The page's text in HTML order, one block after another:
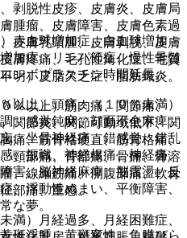
剥脱性皮疹、皮膚炎、皮膚局
腫瘤、皮膚障害、皮膚色素過
皮膚乳頭腫、皮膚剥脱、皮膚
膚疼痛、毛孔性角化症、毛質
明）皮脂欠乏症、脂肪織炎。
％以上）筋肉痛、関節痛、
関節炎、関節可動域低下、関
痛、筋骨格硬直、筋骨格痛、
頸部痛、背部痛、骨痛、骨溶
、線維筋痛、側腹部痛、軟骨
部痛、重感。
満）月経過多、月経困難症、
赤血球増加症、白血球増加
加症、リンパ節症、慢性骨髄
ンボプラスチン時間延長。
以上）頭痛、（１０％未満）
、感覚鈍麻、顔面不全麻痺、
、坐骨神経痛、錯感覚、錯乱
、振戦、神経根痛、神経痛、
害、脳神経麻痺、脳震盪、反
、浮動性めまい、平衡障害、
な夢。
斑浮腫、黄斑変性、角膜びら